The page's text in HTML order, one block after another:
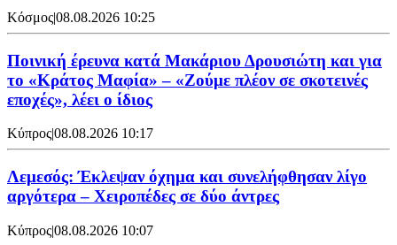
Κόσμος|08.08.2026 10:25
Ποινική έρευνα κατά Μακάριου Δρουσιώτη και για
το «Κράτος Μαφία» – «Ζούμε πλέον σε σκοτεινές
εποχές», λέει ο ίδιος
Κύπρος|08.08.2026 10:17
Λεμεσός: Έκλεψαν όχημα και συνελήφθησαν λίγο
αργότερα – Χειροπέδες σε δύο άντρες
Κύπρος|08.08.2026 10:07